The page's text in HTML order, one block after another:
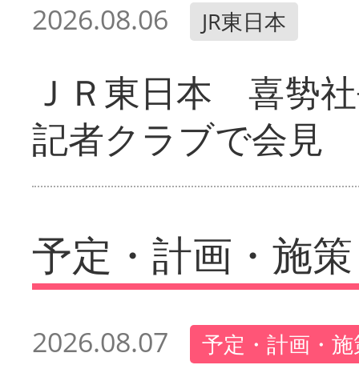
2026.08.06 JR東日本
ＪＲ東日本 喜㔟
記者クラブで会見
予定・計画・施策
2026.08.07 予定・計画・